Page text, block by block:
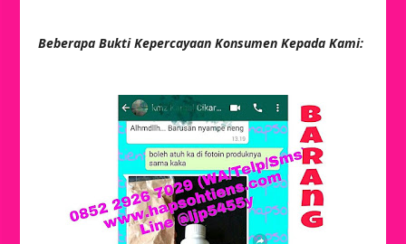
Beberapa Bukti Kepercayaan Konsumen Kepada Kami: